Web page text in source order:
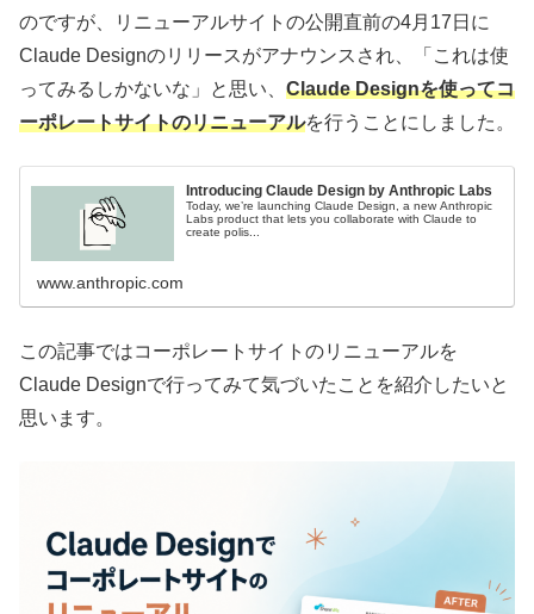
のですが、リニューアルサイトの公開直前の4月17日に
Claude Designのリリースがアナウンスされ、「これは使
ってみるしかないな」と思い、 Claude Designを使ってコ
ーポレートサイトのリニューアルを行うことにしました。
Introducing Claude Design by Anthropic Labs
Today, we’re launching Claude Design, a new Anthropic
Labs product that lets you collaborate with Claude to
create polis...
www.anthropic.com
この記事ではコーポレートサイトのリニューアルを
Claude Designで行ってみて気づいたことを紹介したいと
思います。